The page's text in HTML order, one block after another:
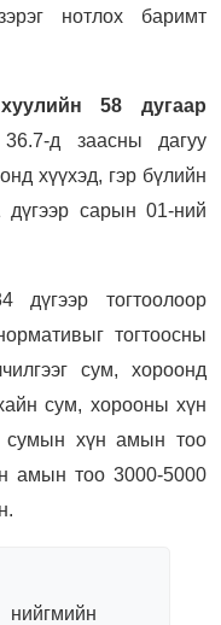
нотлох баримт
58 дугаар
д заасны дагуу
хүүхэд, гэр бүлийн
сарын 01-ний
тогтоолоор
тогтоосны
сум, хороонд
сум, хорооны хүн
сумын хүн амын тоо
амын тоо 3000-5000